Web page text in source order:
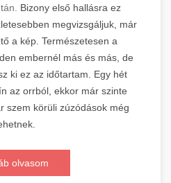
Bizony első hallásra ez
megvizsgáljuk, már
a kép. Természetesen a
embernél más és más, de
ki ez az időtartam. Egy hét
az orrból, ekkor már szinte
szem körüli zúzódások még
olvasom